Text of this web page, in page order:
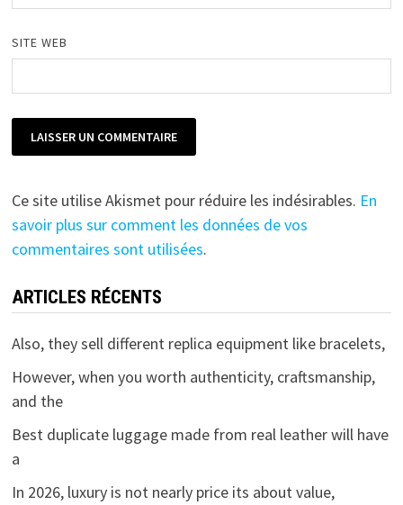
SITE WEB
Ce site utilise Akismet pour réduire les indésirables. En
savoir plus sur comment les données de vos
commentaires sont utilisées.
ARTICLES RÉCENTS
Also, they sell different replica equipment like bracelets,
However, when you worth authenticity, craftsmanship,
and the
Best duplicate luggage made from real leather will have
a
In 2026, luxury is not nearly price its about value,